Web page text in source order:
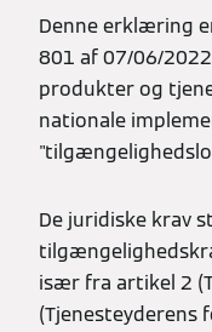
Denne erklæring
801 af 07/06/
produkter og
nationale
De juridiske krav
især fra artikel 2
(Tjenesteyderens